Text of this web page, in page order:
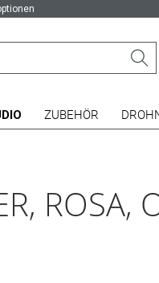
ZUBEHÖR
ROSA,